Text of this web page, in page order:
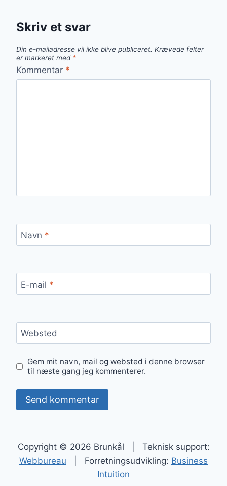
Skriv et svar
Din e-mailadresse vil ikke blive publiceret. Krævede felter
er markeret med *
Kommentar *
Navn *
E-mail *
Websted
Gem mit navn, mail og websted i denne browser
til næste gang jeg kommenterer.
Copyright © 2026 Brunkål | Teknisk support:
Webbureau | Forretningsudvikling: Business
Intuition